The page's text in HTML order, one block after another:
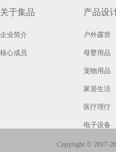
关于集品
企业简介
核心成员
产品设
户外露营
母婴用品
宠物用品
家居生活
医疗理疗
电子设备
商用电器
Copyright © 2017-